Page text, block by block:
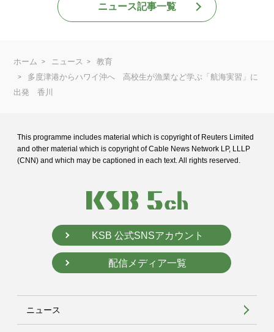
ニュース記事一覧
ホーム ニュース
教育
多度津港からハワイ沖へ 高校生が漁業など学ぶ「航海実習」に
出発 香川
This programme includes material which is copyright of Reuters Limited
and other material which is copyright of Cable News Network LP, LLLP
(CNN) and which may be captioned in each text. All rights reserved.
KSB 公式SNSアカウント
配信メディア一覧
ニュース